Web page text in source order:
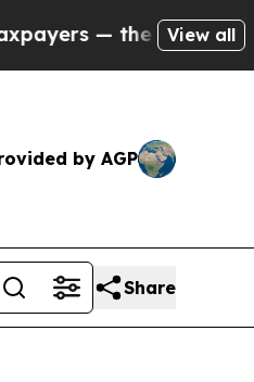
to Cash in onView all
by AGP
Share